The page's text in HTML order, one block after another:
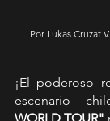
Por Lukas Cruzat
¡El poderoso
escenario